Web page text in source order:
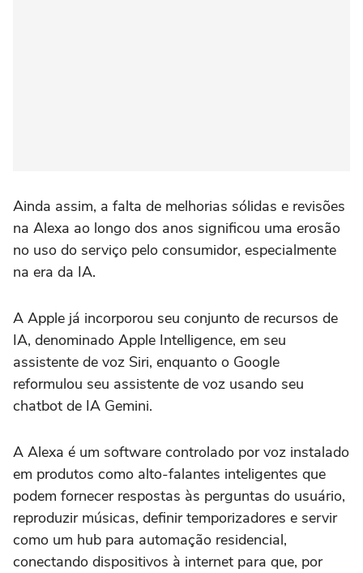
Ainda assim, a falta de melhorias sólidas e revisões
na Alexa ao longo dos anos significou uma erosão
no uso do serviço pelo consumidor, especialmente
na era da IA.
A Apple já incorporou seu conjunto de recursos de
IA, denominado Apple Intelligence, em seu
assistente de voz Siri, enquanto o Google
reformulou seu assistente de voz usando seu
chatbot de IA Gemini.
A Alexa é um software controlado por voz instalado
em produtos como alto-falantes inteligentes que
podem fornecer respostas às perguntas do usuário,
reproduzir músicas, definir temporizadores e servir
como um hub para automação residencial,
conectando dispositivos à internet para que, por